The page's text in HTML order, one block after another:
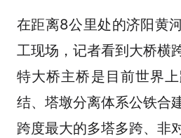
在距离8公里处的济阳黄
工现场，记者看到大桥横
特大桥主桥是目前世界
结、塔墩分离体系公铁合
跨度最大的多塔多跨、非